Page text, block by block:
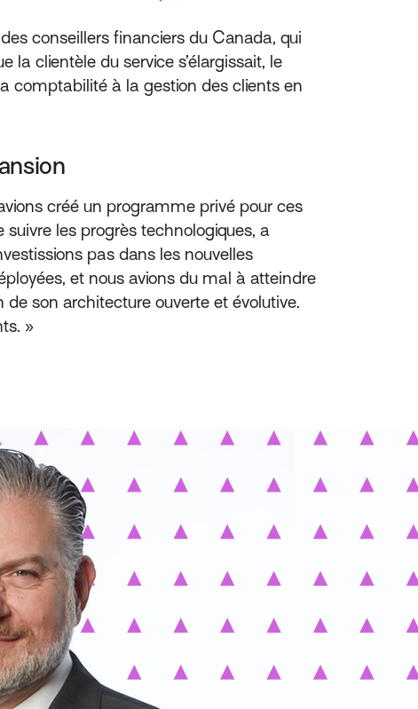
conseillers financiers du Canada, qui
clientèle du service s’élargissait, le
comptabilité à la gestion des clients en
créé un programme privé pour ces
les progrès technologiques, a
pas dans les nouvelles
et nous avions du mal à atteindre
son architecture ouverte et évolutive.
»